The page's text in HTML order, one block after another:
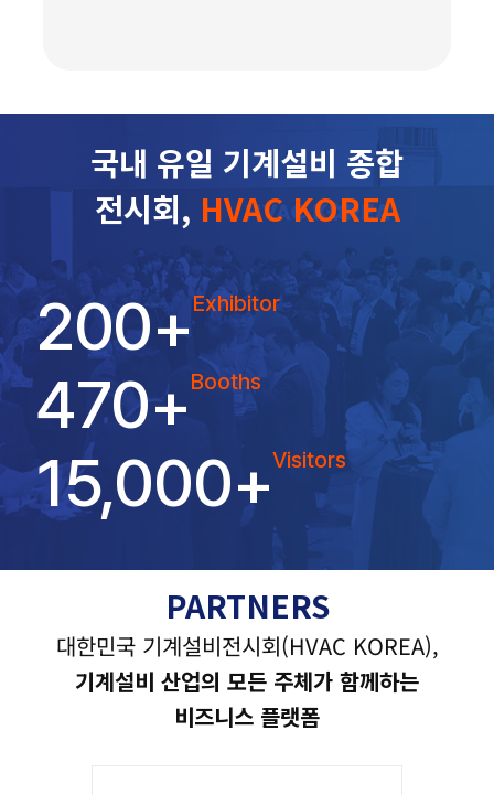
국내 유일 기계설비 종합
전시회, HVAC KOREA
200+Exhibitor
470+ Booths
15,000+Visitors
PARTNERS
대한민국 기계설비전시회(HVAC KOREA),
기계설비 산업의 모든 주체가 함께하는
비즈니스 플랫폼